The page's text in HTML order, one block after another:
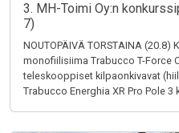
3. MH-Toimi Oy:n
7)
NOUTOPÄIVÄ TORSTAINA (20.8)
monofiilisiima Trabucco T-Force
teleskooppiset kilpaonkivavat
Trabucco Energhia XR Pro Pole 3